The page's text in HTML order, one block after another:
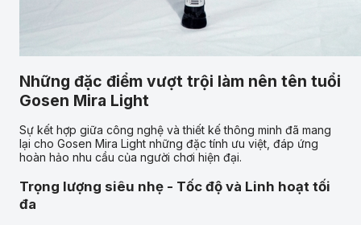
Những đặc điểm vượt trội làm nên tên tuổi
Gosen Mira Light
Sự kết hợp giữa công nghệ và thiết kế thông minh đã mang
lại cho Gosen Mira Light những đặc tính ưu việt, đáp ứng
hoàn hảo nhu cầu của người chơi hiện đại.
Trọng lượng siêu nhẹ - Tốc độ và Linh hoạt tối
đa